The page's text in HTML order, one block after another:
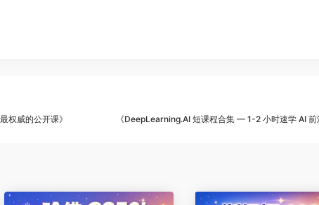
权威的公开课》 《DeepLearning.AI 短课程合集 — 1-2 小时速学 AI 前